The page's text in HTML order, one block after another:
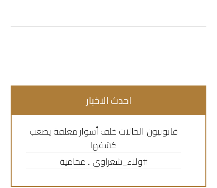
احدث الاخبار
قانونيون: الحالات خلف أسوار مغلقة يصعب
كشفها
#ولاء_شعراوي .. محامية